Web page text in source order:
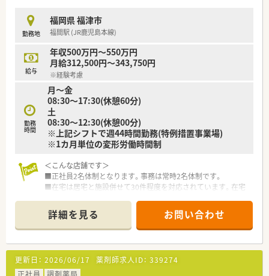
■最新機器や処方せん送信アプリ導入で、薬剤師の負担を軽減す
ると共に患者様の待機時間を短縮しております。
有給休暇を気兼ねなく取得したいと考える方に最適な環境で
す。
■大手グループの安定した基盤の中で、手厚い福利厚生や教育体
制を受けながら腰を据えて長く働きたいと願う方に推奨しま
す。
■住宅手当の支援を受けながら新しい土地で再出発をしたい方
や、在宅業務の経験を積んで専門性を磨きたい方にも向いていま
す。
勤務地
福岡県 福津市
福間駅 (JR鹿児島本線)
給与
年収500万円～550万円
月給312,500円～343,750円
※経験考慮
勤務
時間
月～金
08:30～17:30(休憩60分)
土
08:30～12:30(休憩00分)
※上記シフトで週44時間勤務(特例措置事業場)
※1カ月単位の変形労働時間制
＜こんな店舗です＞
■正社員2名体制となります。事務は常時2名体制です。
■在宅は居宅と施設併せて30件程度を対応されています。在宅
■内科・胃腸科・循環器・外科・整形外科を応需していらっしゃい
ます。
■事務の体制も手厚く、サポートして下さります。
■17:30終業のため、プライベートとの両立が図りやすい職場で
す。
■ご経験次第で年収500万円以上が可能です。
■お近くにはショッピングモールもあるため、お昼休憩や通勤途
詳細を見る お問い合わせ
更新日： 2026/06/17 薬剤師求人ID： 339274